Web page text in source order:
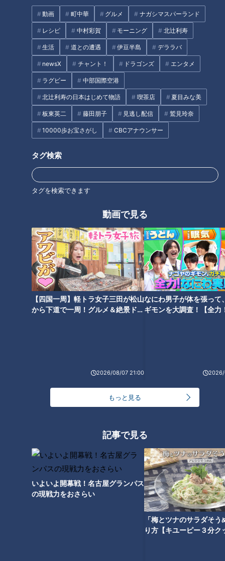
動画 町中華 グルメ ナガシマスパーランド
レシピ 中村彩賀 モーニング 北辻利寿
生活 道との遭遇 伊豆半島 デララバ
newsX チャント！ ドラゴンズ エンタメ
ラグビー 中部国際空港
北辻利寿の日本はじめて物語 喫茶店 夏目みな美
板東英二 藤田朋子 見逃し配信 鷲見玲奈
10000歩お宝さがし CBCアナウンサー
タグ検索
タグを検索できます
動画で見る
【四国一周】軽トラ女子三田が松山
から下道で一周！グルメ＆絶景ドラ
2026/08/07 21:00
なにわ男子が体を張って
ギモンを大調査！【全力
2026/
もっと見る
記事で見る
いよいよ開幕戦！名古屋グランパス
の現戦力をおさらい
「梅とツナのサラダそう
り方【キユーピー３分ク
妊娠の可能性を高めるカギは“どれだけ若い卵子を何個残せ
るか”
東京都が「卵子凍結」に助成金を導入、名古屋ではどうな
オススメ関連コンテンツ
妊娠の可能性を高めるカギは“どれだけ若い卵子
を何個残せるか”
丸田医師：「若い卵子を1個や2個凍結しただけでは、妊娠でき
る可能性を少し残せただけに過ぎない。30代半ばなら、少な
くとも20個ほど凍結しておくことで、ある程度の確率をもっ
ど、将来の選択肢を残しておきたいと考える人たちがほとん
ど。その9割以上が未婚で、仕事と向き合いながら将来を見据
えている人が多いそうです。
卵子の質という点では、35歳を超えると、１年ごとに卵子の
質が低下し、妊娠の可能性も下がっていきます。同時に、流産
まるたARTクリニック提供：卵子凍結セミナー資料
日本で卵子凍結をしている女性のうち、30代が約9割。その中
でも36～39歳が全体の6割を占めています。また、凍結して
いる卵子の数が10個未満という人が半数以上にのぼるのが現状